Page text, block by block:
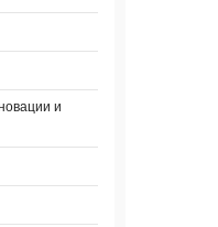
и